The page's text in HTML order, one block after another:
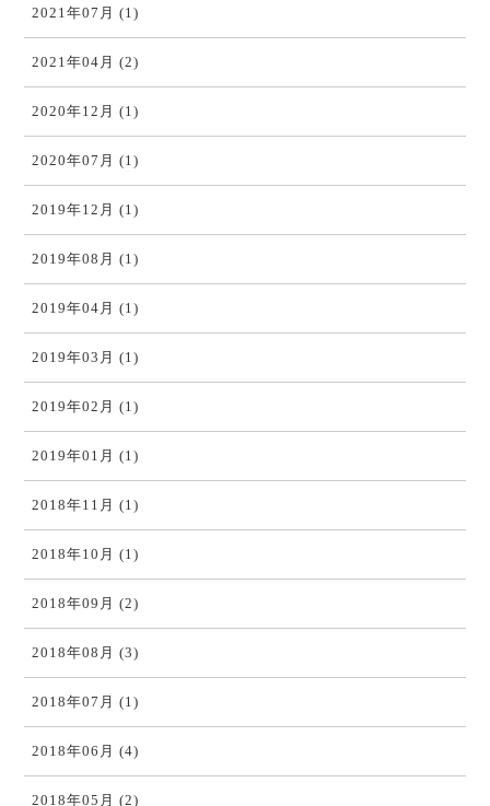
2021年07月 (1)
2021年04月 (2)
2020年12月 (1)
2020年07月 (1)
2019年12月 (1)
2019年08月 (1)
2019年04月 (1)
2019年03月 (1)
2019年02月 (1)
2019年01月 (1)
2018年11月 (1)
2018年10月 (1)
2018年09月 (2)
2018年08月 (3)
2018年07月 (1)
2018年06月 (4)
2018年05月 (2)